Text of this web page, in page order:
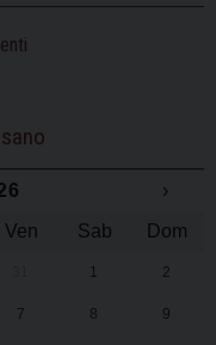
›
Ven Sab Dom
1 2
7 8 9